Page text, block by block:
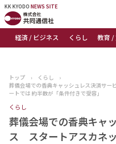
KK KYODO NEWS SITE
経済 / ビジネス くらし 教育 /
KK KYODONEWS SITE
トップページ
ニュース
おすすめコンテンツ
出版物
トップ › くらし
›
葬儀会場での香典キャッシュレス決済サ
ートでは 約半数が「条件付きで受容」
くらし
葬儀会場での香典キャ
ス スタートアスカネ